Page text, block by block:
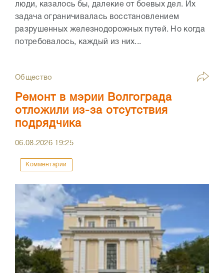
люди, казалось бы, далекие от боевых дел. Их
задача ограничивалась восстановлением
разрушенных железнодорожных путей. Но когда
потребовалось, каждый из них...
Общество
Ремонт в мэрии Волгограда
отложили из-за отсутствия
подрядчика
06.08.2026 19:25
Комментарии